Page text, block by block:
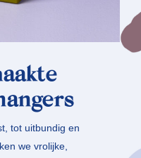
tot uitbundig en
we vrolijke,